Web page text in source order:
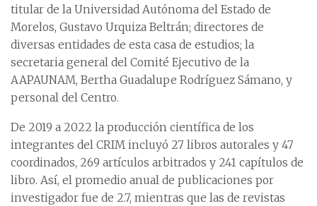
titular de la Universidad Autónoma del Estado de
Morelos, Gustavo Urquiza Beltrán; directores de
diversas entidades de esta casa de estudios; la
secretaria general del Comité Ejecutivo de la
AAPAUNAM, Bertha Guadalupe Rodríguez Sámano, y
personal del Centro.
De 2019 a 2022 la producción científica de los
integrantes del CRIM incluyó 27 libros autorales y 47
coordinados, 269 artículos arbitrados y 241 capítulos de
libro. Así, el promedio anual de publicaciones por
investigador fue de 2.7, mientras que las de revistas